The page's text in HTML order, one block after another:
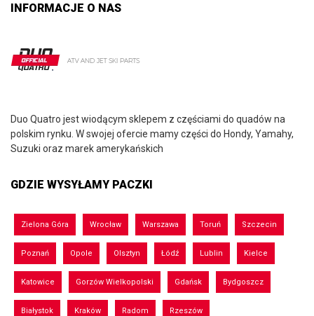
INFORMACJE O NAS
Duo Quatro jest wiodącym sklepem z częściami do quadów na
polskim rynku. W swojej ofercie mamy części do Hondy, Yamahy,
Suzuki oraz marek amerykańskich
GDZIE WYSYŁAMY PACZKI
Zielona Góra Wrocław Warszawa Toruń Szczecin
Poznań Opole Olsztyn Łódź Lublin Kielce
Katowice Gorzów Wielkopolski Gdańsk Bydgoszcz
Białystok Kraków Radom Rzeszów